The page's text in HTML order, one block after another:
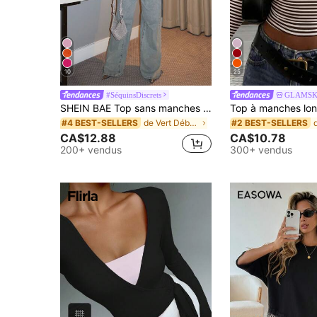
10
#SéquinsDiscrets
SHEIN BAE Top sans manches à sequins pour femmes, convenant pour les festivals de musique, les sorties de nuit et les fêtes nocturnes en été
#4 BEST-SELLERS de Vert Débardeurs et camisoles pour femmes
CA$12.88
200+ vendus
25
#2 BEST-SELLERS
CA$10.78
300+ vendus